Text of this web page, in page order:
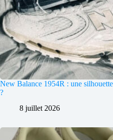
New Balance 1954R : une
?
8 juillet 2026